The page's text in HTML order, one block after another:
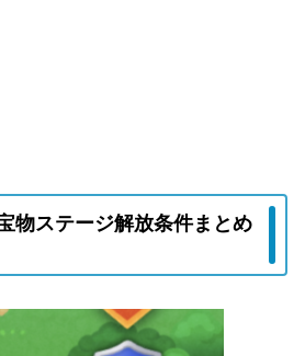
物ステージ解放条件まとめ